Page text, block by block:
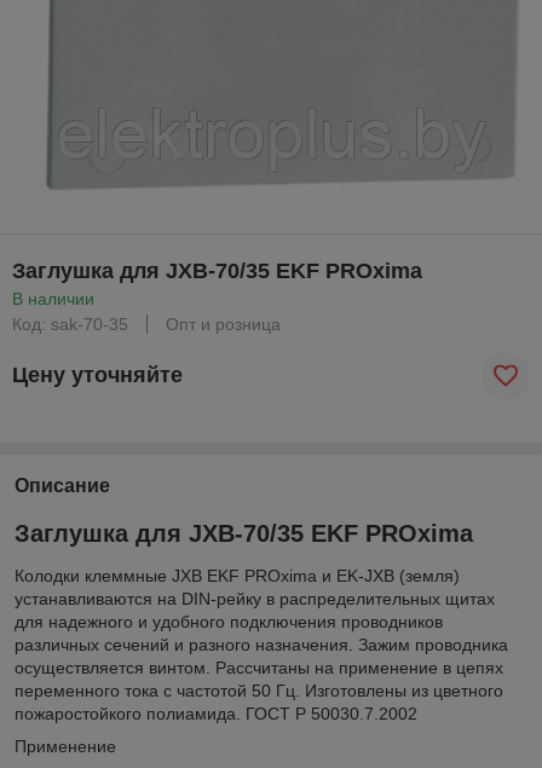
Заглушка для JXB-70/35 EKF PROxima
В наличии
Код: sak-70-35
Опт и розница
Цену уточняйте
Описание
Заглушка для JXB-70/35 EKF PROxima
Колодки клеммные JXB EKF PROxima и EK-JXB (земля)
устанавливаются на DIN-рейку в распределительных щитах
для надежного и удобного подключения проводников
различных сечений и разного назначения. Зажим проводника
осуществляется винтом. Рассчитаны на применение в цепях
переменного тока с частотой 50 Гц. Изготовлены из цветного
пожаростойкого полиамида. ГОСТ Р 50030.7.2002
Применение